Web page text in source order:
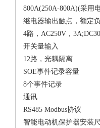
800A(250A-800A)(采用
继电器输出触点，额定
4路，AC250V，
开关量输入
12路，光耦隔离
SOE事件记录容量
8个事件记录
通讯
RS485 Modbus协议
智能电动机保护器安装